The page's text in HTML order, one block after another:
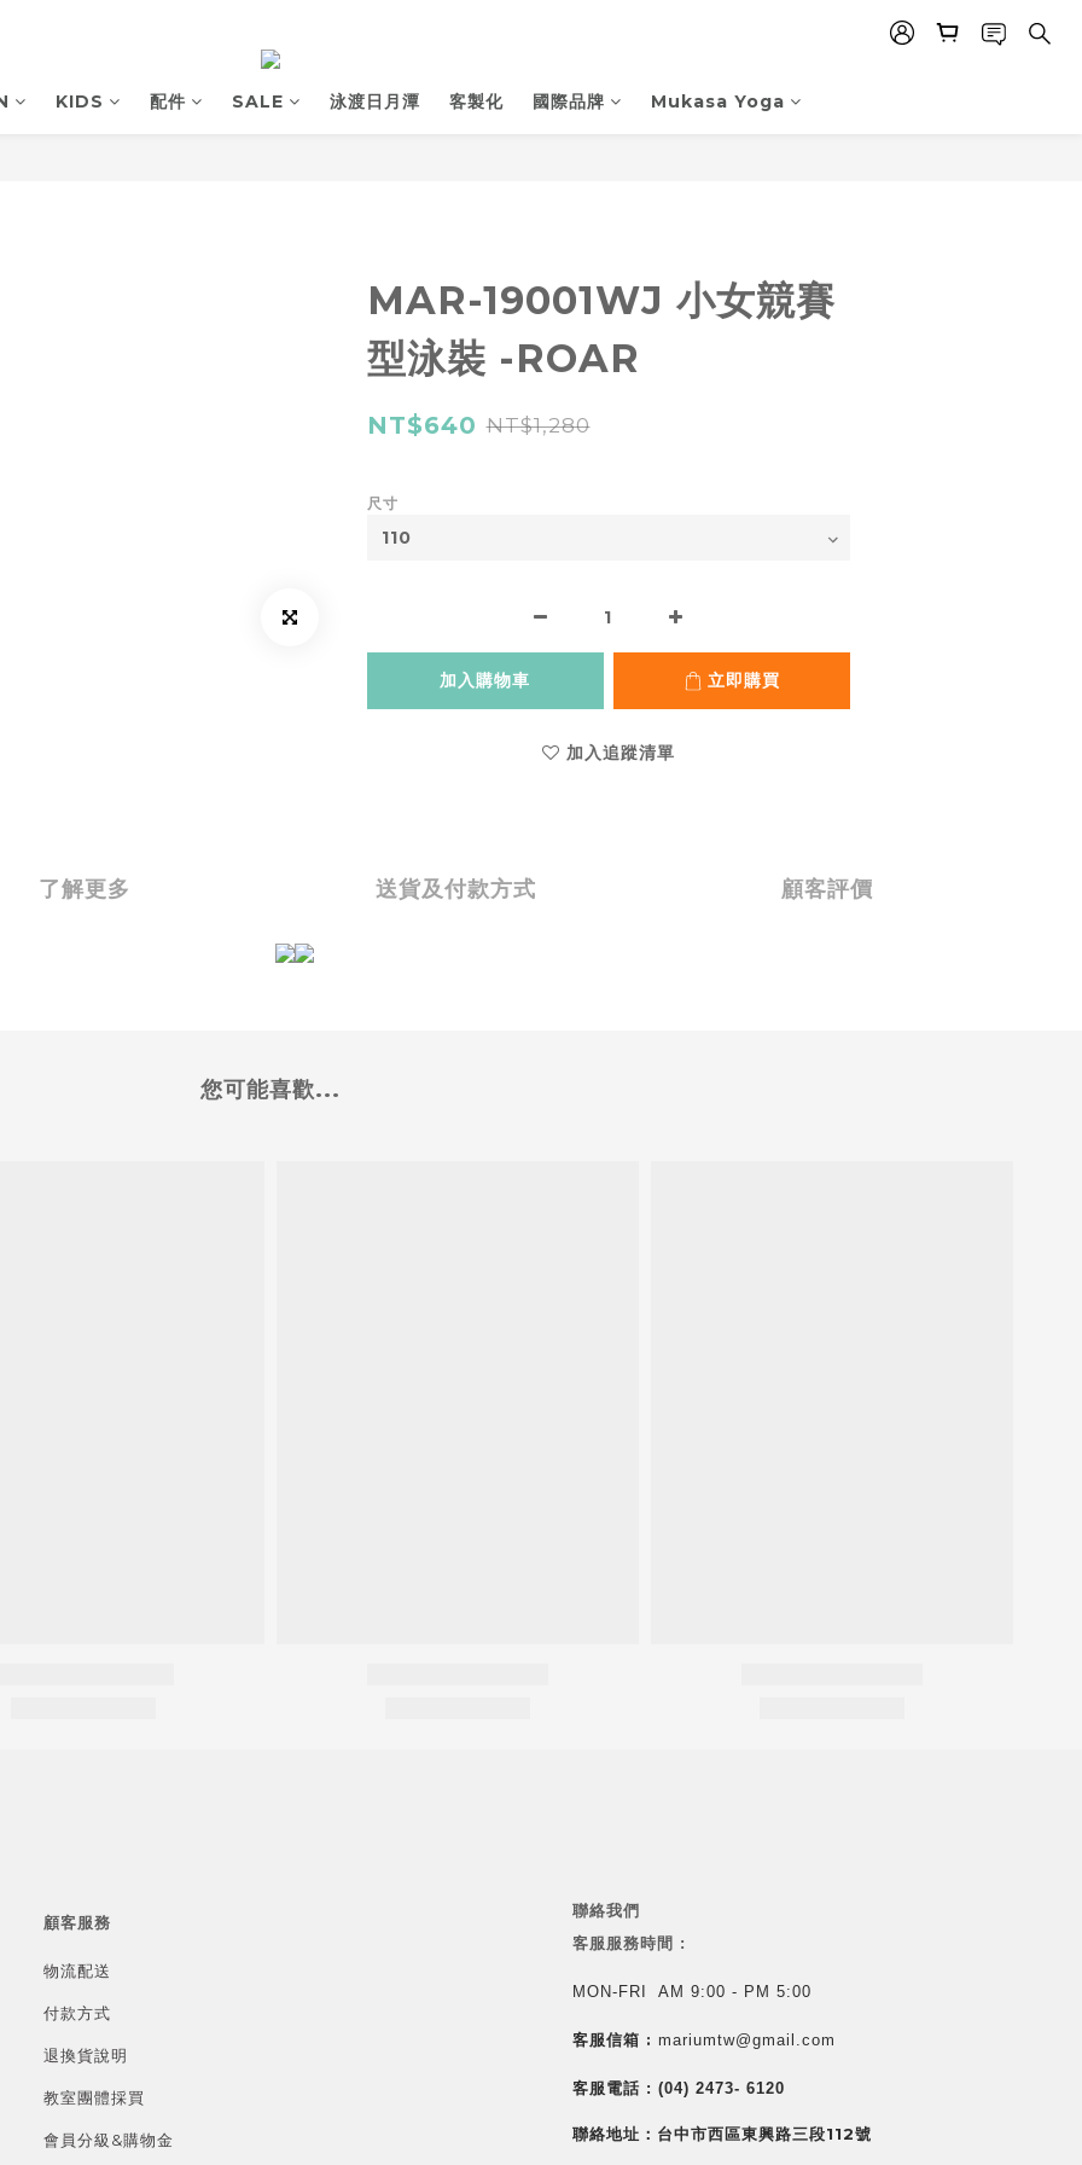
KIDS 配件 SALE 泳渡日月潭 客製化 國際品牌 Mukasa Yoga
MAR-19001WJ 小女競賽
型泳裝 -ROAR
NT$640 NT$1,280
尺寸
加入購物車 立即購買
加入追蹤清單
了解更多 送貨及付款方式 顧客評價
您可能喜歡...
顧客服務
物流配送
付款方式
退換貨說明
教室團體採買
會員分級&購物金
聯絡我們
客服服務時間 :
MON-FRI AM 9:00 - PM 5:00
客服信箱 : mariumtw@gmail.com
客服電話 : (04) 2473- 6120
聯絡地址：台中市西區東興路三段112號